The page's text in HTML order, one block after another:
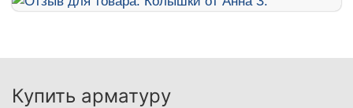
Купить арматуру